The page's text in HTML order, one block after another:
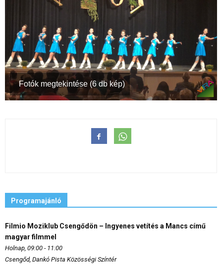
Fotók megtekintése (6 db kép)
Programajánló
Filmio Moziklub Csengődön – Ingyenes vetítés a Mancs című
magyar filmmel
Holnap, 09:00 - 11:00
Csengőd, Dankó Pista Közösségi Színtér